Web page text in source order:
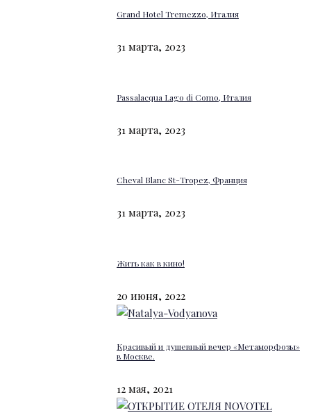
Grand Hotel Tremezzo, Италия
31 марта, 2023
Passalacqua Lago di Como, Италия
31 марта, 2023
Cheval Blanc St-Tropez, Франция
31 марта, 2023
Жить как в кино!
20 июня, 2022
Красивый и душевный вечер «Метаморфозы»
в Москве.
12 мая, 2021